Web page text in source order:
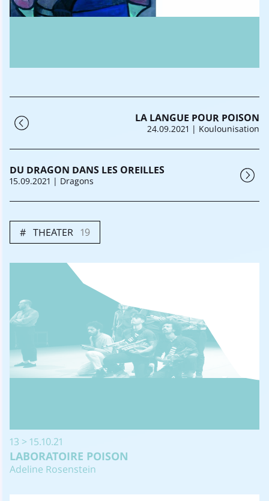
LA LANGUE POUR POISON
24.09.2021 | Koulounisation
DU DRAGON DANS LES OREILLES
15.09.2021 | Dragons
THEATER 19
13 > 15.10.21
LABORATOIRE POISON
Adeline Rosenstein